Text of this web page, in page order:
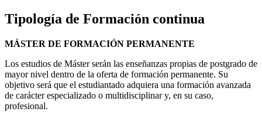
Tipología de Formación continua
MÁSTER DE FORMACIÓN PERMANENTE
Los estudios de Máster serán las enseñanzas propias de postgrado de
mayor nivel dentro de la oferta de formación permanente. Su
objetivo será que el estudiantado adquiera una formación avanzada
de carácter especializado o multidisciplinar y, en su caso,
profesional.